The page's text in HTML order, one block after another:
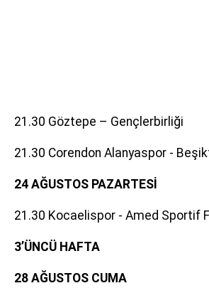
21.30 Göztepe – Gençlerbirliği
21.30 Corendon Alanyaspor -
24 AĞUSTOS PAZARTESİ
21.30 Kocaelispor - Amed Sportif
3’ÜNCÜ HAFTA
28 AĞUSTOS CUMA